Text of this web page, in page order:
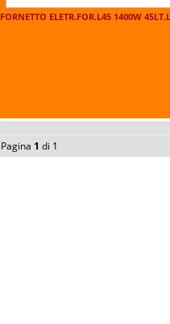
FORNETTO ELETR.FOR.L45 1400W
Pagina 1 di 1